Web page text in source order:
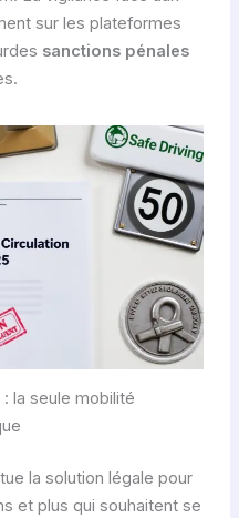
sur les plateformes
sanctions pénales
la seule mobilité
la solution légale pour
et plus qui souhaitent se